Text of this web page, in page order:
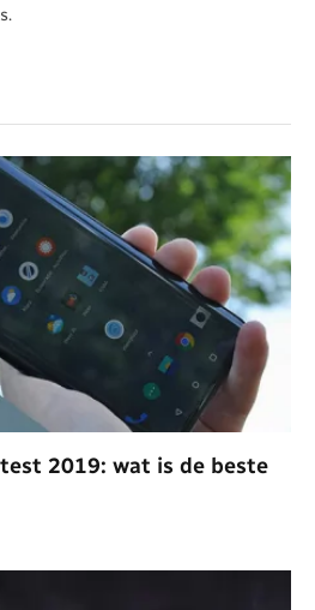
2019: wat is de beste